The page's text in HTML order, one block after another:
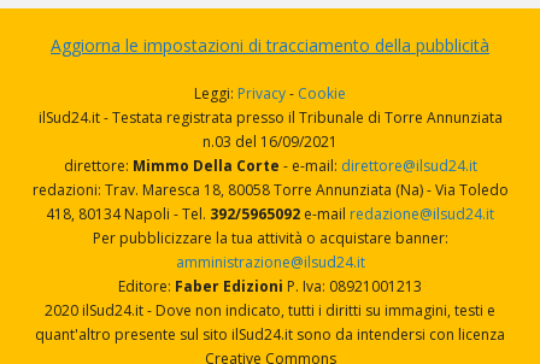
Aggiorna le impostazioni di tracciamento della pubblicità
Leggi: Privacy- Cookie
ilSud24.it - Testata registrata presso il Tribunale di Torre Annunziata
n.03 del 16/09/2021
direttore: Mimmo Della Corte - e-mail: direttore@ilsud24.it
redazioni: Trav. Maresca 18, 80058 Torre Annunziata (Na) - Via Toledo
418, 80134 Napoli - Tel. 392/5965092 e-mail redazione@ilsud24.it
Per pubblicizzare la tua attività o acquistare banner:
amministrazione@ilsud24.it
Editore: Faber Edizioni P. Iva: 08921001213
2020 ilSud24.it - Dove non indicato, tutti i diritti su immagini, testi e
quant'altro presente sul sito ilSud24.it sono da intendersi con licenza
Creative Commons